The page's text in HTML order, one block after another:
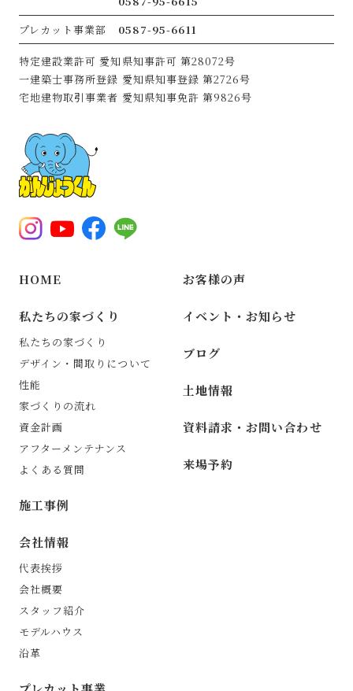
プレカット事業部
0587-95-6611
特定建設業許可 愛知県知事許可 第28072号
一建築士事務所登録 愛知県知事登録 第2726号
宅地建物取引事業者 愛知県知事免許 第9826号
HOME
私たちの家づくり
私たちの家づくり
デザイン・間取りについて
性能
家づくりの流れ
資金計画
アフターメンテナンス
よくある質問
施工事例
お客様の声
イベント・お知らせ
ブログ
土地情報
資料請求・お問い合わせ
来場予約
会社情報
代表挨拶
会社概要
スタッフ紹介
モデルハウス
沿革